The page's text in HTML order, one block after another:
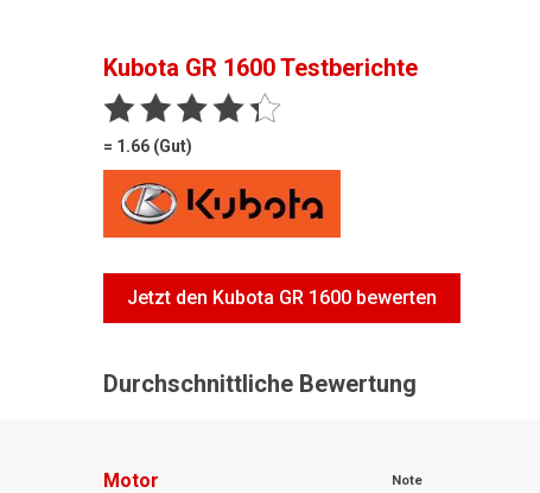
Kubota GR 1600Testberichte
= 1.66 (Gut)
Jetzt den Kubota GR 1600 bewerten
Durchschnittliche Bewertung
Motor Note